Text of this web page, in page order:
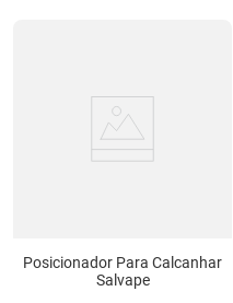
Posicionador Para Calcanhar
Salvape